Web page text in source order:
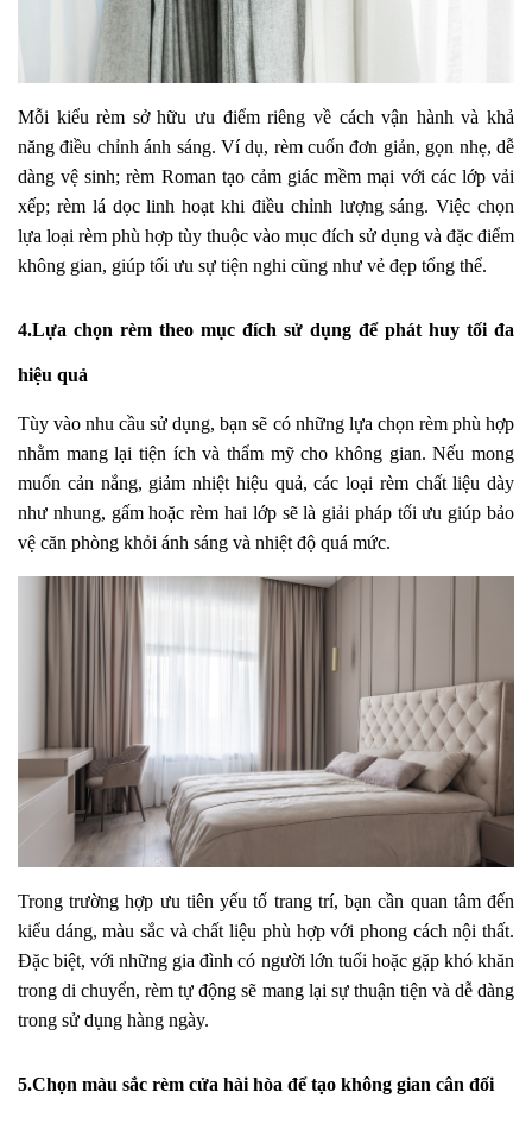
Mỗi kiểu rèm sở hữu ưu điểm riêng về cách vận hành và khả
năng điều chỉnh ánh sáng. Ví dụ, rèm cuốn đơn giản, gọn nhẹ, dễ
dàng vệ sinh; rèm Roman tạo cảm giác mềm mại với các lớp vải
xếp; rèm lá dọc linh hoạt khi điều chỉnh lượng sáng. Việc chọn
lựa loại rèm phù hợp tùy thuộc vào mục đích sử dụng và đặc điểm
không gian, giúp tối ưu sự tiện nghi cũng như vẻ đẹp tổng thể.
4.Lựa chọn rèm theo mục đích sử dụng để phát huy tối đa
hiệu quả
Tùy vào nhu cầu sử dụng, bạn sẽ có những lựa chọn rèm phù hợp
nhằm mang lại tiện ích và thẩm mỹ cho không gian. Nếu mong
muốn cản nắng, giảm nhiệt hiệu quả, các loại rèm chất liệu dày
như nhung, gấm hoặc rèm hai lớp sẽ là giải pháp tối ưu giúp bảo
vệ căn phòng khỏi ánh sáng và nhiệt độ quá mức.
Trong trường hợp ưu tiên yếu tố trang trí, bạn cần quan tâm đến
kiểu dáng, màu sắc và chất liệu phù hợp với phong cách nội thất.
Đặc biệt, với những gia đình có người lớn tuổi hoặc gặp khó khăn
trong di chuyển, rèm tự động sẽ mang lại sự thuận tiện và dễ dàng
trong sử dụng hàng ngày.
5.Chọn màu sắc rèm cửa hài hòa để tạo không gian cân đối